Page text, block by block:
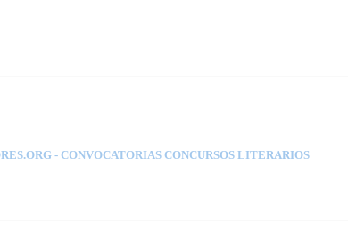
- CONVOCATORIAS CONCURSOS LITERARIOS